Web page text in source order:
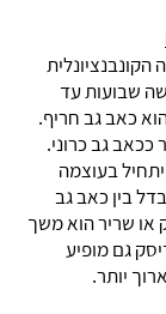
שבועות עד
כאב גב חריף.
ככאב גב כרוני.
בעוצמה
בין כאב גב
או שריר הוא משך
גם מופיע
יותר.